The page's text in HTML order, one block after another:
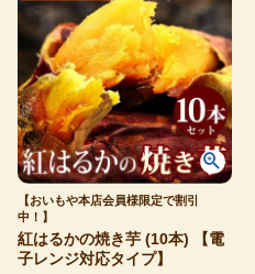
【おいもや本店会員様限定で割引
中！】
紅はるかの焼き芋 (10本) 【電
子レンジ対応タイプ】